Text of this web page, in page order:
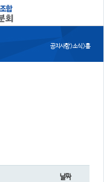
공지사항 > 소식 > 홈
날짜